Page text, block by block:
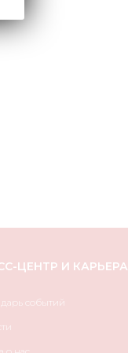
ЦЕНТР И КАРЬЕРА
событий